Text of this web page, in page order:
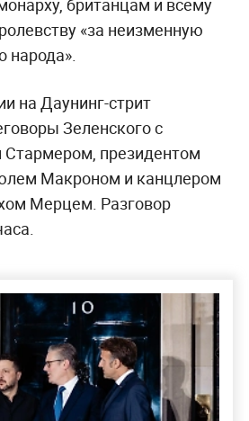
британцам и всему
«за неизменную
народа».
на Даунинг-стрит
Зеленского с
президентом
Макроном и канцлером
Мерцем. Разговор